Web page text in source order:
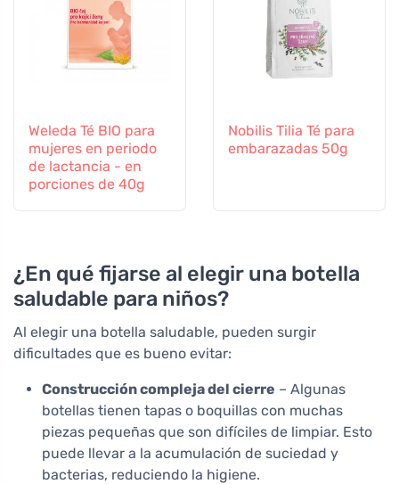
Weleda Té BIO para
mujeres en periodo
de lactancia - en
porciones de 40g
Nobilis Tilia Té para
embarazadas 50g
¿En qué fijarse al elegir una botella
saludable para niños?
Al elegir una botella saludable, pueden surgir
dificultades que es bueno evitar:
Construcción compleja del cierre – Algunas
botellas tienen tapas o boquillas con muchas
piezas pequeñas que son difíciles de limpiar. Esto
puede llevar a la acumulación de suciedad y
bacterias, reduciendo la higiene.